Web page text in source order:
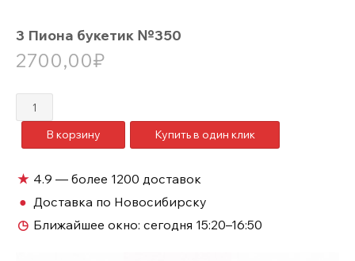
3 Пиона букетик №350
2700,00₽
Количество
товара
букетик
В корзину Купить в один клик
★ 4.9 — более 1200 доставок
● Доставка по Новосибирску
◷ Ближайшее окно: сегодня 15:20–16:50